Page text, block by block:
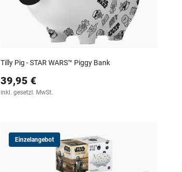
Tilly Pig - STAR WARS™ Piggy Bank
39,95 €
inkl. gesetzl. MwSt.
Einzelangebot